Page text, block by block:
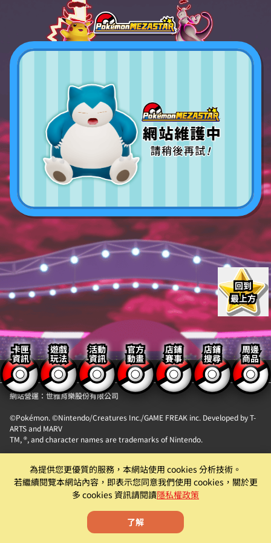
卡匣
資訊
遊戲
玩法
活動
資訊
官方
動畫
店鋪
賽事
店鋪
搜尋
周邊
商品
回到
最上方
【隱私權政策】 【聯絡我們】
網站營運：世雅育樂股份有限公司
©Pokémon. ©Nintendo/Creatures Inc./GAME FREAK inc. Developed by T-
ARTS and MARV
TM, ®, and character names are trademarks of Nintendo.
自動販賣機』卡片商品販售服務之自動販賣機。
遊戲僅為附屬功能。原廠及代理商均有權就該遊戲為內容調整、更新、優化或
下架等機具營運相關行為。
為提供您更優質的服務，本網站使用 cookies 分析技術。
若繼續閱覽本網站內容，即表示您同意我們使用 cookies，關於更
多 cookies 資訊請閱讀隱私權政策
了解